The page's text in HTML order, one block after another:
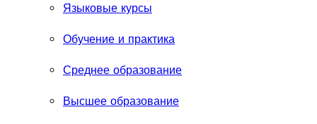
Языковые курсы
Обучение и практика
Среднее образование
Высшее образование